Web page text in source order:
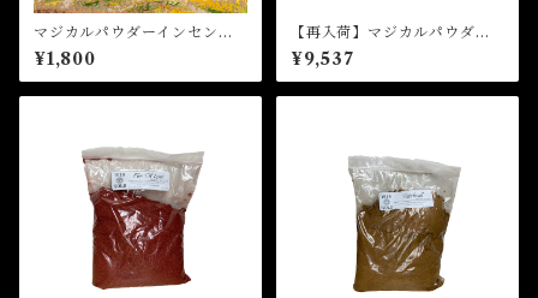
マジカルパウダーインセン
ス アダムアンドイヴ Magi
cal Powder Incense ADAM
& EVE
¥1,800
【再入荷】マジカルパウダー
インセンス ロードストー
ン Magical Powder Incen
se Lodestone
¥9,537